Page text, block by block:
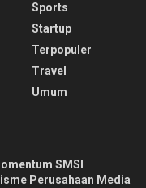
Sports
Startup
Terpopuler
Travel
Umum
SMSI
Perusahaan Media